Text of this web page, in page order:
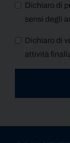
Dichiaro di
sensi degli
Dichiaro di
attività